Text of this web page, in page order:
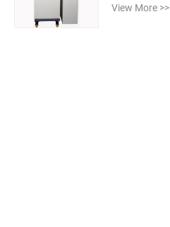
View More >>